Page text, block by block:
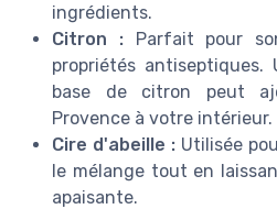
ingrédients.
Citron :Parfait pour
propriétés antiseptiques.
base de citron peut
Provence à votre intérieur.
Cire d'abeille : Utilisée
le mélange tout en
apaisante.